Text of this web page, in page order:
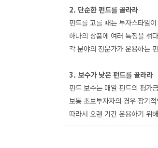
2. 단순한 펀드를 골라라
펀드를 고를 때는 투자스타일
하나의 상품에 여러 특징을 섞
각 분야의 전문가가 운용하는
3. 보수가 낮은 펀드를 골라라
펀드 보수는 매일 펀드의 평가
보통 초보투자자의 경우 장기
따라서 오랜 기간 운용하기 위